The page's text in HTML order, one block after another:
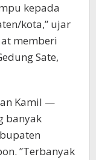
kepada
kota,” ujar
memberi
Sate,
Kamil —
banyak
”Terbanyak